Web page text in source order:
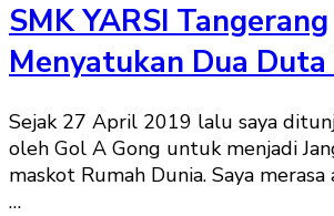
SMK YARSI Tangerang
Menyatukan Dua Duta
Sejak 27 April 2019 lalu saya
oleh Gol A Gong untuk menjadi
maskot Rumah Dunia. Saya
…